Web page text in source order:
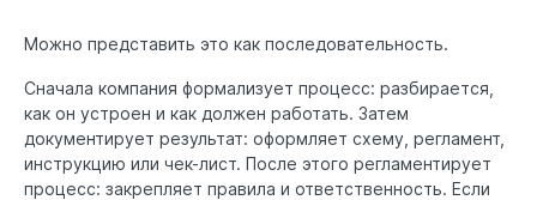
Можно представить это как последовательность.
Сначала компания формализует процесс: разбирается,
как он устроен и как должен работать. Затем
документирует результат: оформляет схему, регламент,
инструкцию или чек-лист. После этого регламентирует
процесс: закрепляет правила и ответственность. Если